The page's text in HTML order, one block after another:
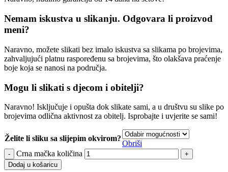
Nemam iskustva u slikanju. Odgovara li proizvod
meni?
Naravno, možete slikati bez imalo iskustva sa slikama po brojevima,
zahvaljujući platnu raspoređenu sa brojevima, što olakšava praćenje
boje koja se nanosi na područja.
Mogu li slikati s djecom i obitelji?
Naravno! Isključuje i opušta dok slikate sami, a u društvu su slike po
brojevima odlična aktivnost za obitelj. Isprobajte i uvjerite se sami!
Želite li sliku sa slijepim okvirom?
Obriši
Crna mačka količina
Dodaj u košaricu